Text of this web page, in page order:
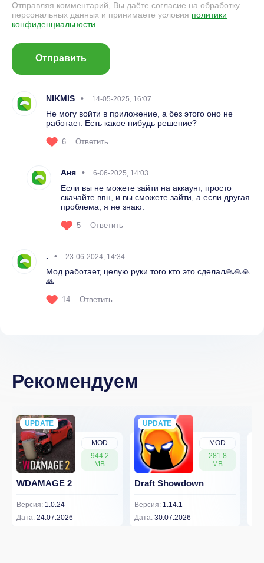
Отправляя комментарий, Вы даёте согласие на обработку
персональных данных и принимаете условия политики
конфиденциальности.
Отправить
NIKMIS 14-05-2025, 16:07
Не могу войти в приложение, а без этого оно не
работает. Есть какое нибудь решение?
6 Ответить
Аня 6-06-2025, 14:03
Если вы не можете зайти на аккаунт, просто
скачайте впн, и вы сможете зайти, а если другая
проблема, я не знаю.
5 Ответить
. 23-06-2024, 14:34
Мод работает, целую руки того кто это сделал🙏🙏🙏
🙏
14 Ответить
Рекомендуем
MOD
944.2
MB
UPDATE
NEW
WDAMAGE 2
Версия: 1.0.24
Дата: 24.07.2026
MOD
281.8
MB
UPDATE
NEW
Draft Showdown
Версия: 1.14.1
Дата: 30.07.2026